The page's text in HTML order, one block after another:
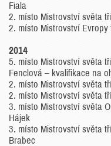
Fiala
2. místo Mistrovství světa
2. místo Mistrovství
2014
5. místo Mistrovství světa
Fenclová – kvalifikace na
2. místo Mistrovství světa
2. místo Mistrovství světa
3. místo Mistrovství světa
Hájek
3. místo Mistrovství světa
Brabec